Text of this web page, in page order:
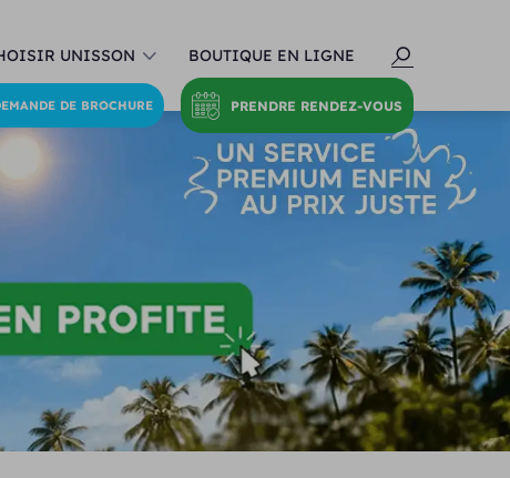
UNISSON BOUTIQUE EN LIGNE
DE BROCHURE PRENDRE RENDEZ-VOUS